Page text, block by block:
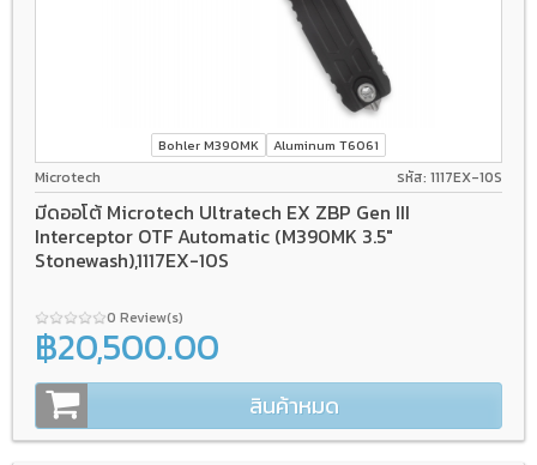
Bohler M390MK Aluminum T6061
Microtech รหัส: 1117EX-10S
มีดออโต้ Microtech Ultratech EX ZBP Gen III
Interceptor OTF Automatic (M390MK 3.5"
Stonewash),1117EX-10S
0 Review(s)
฿20,500.00
สินค้าหมด